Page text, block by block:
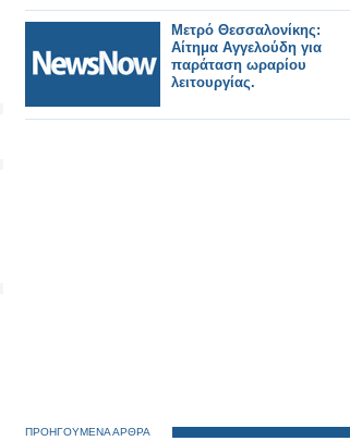
Μετρό Θεσσαλονίκης:
Αίτημα Αγγελούδη για
παράταση ωραρίου
λειτουργίας.
ΠΡΟΗΓΟΥΜΕΝΑ ΑΡΘΡΑ